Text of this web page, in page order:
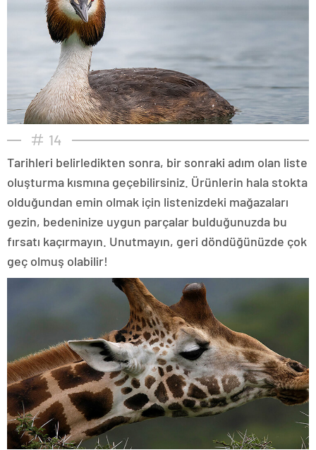
14
Tarihleri belirledikten sonra, bir sonraki adım olan liste
oluşturma kısmına geçebilirsiniz. Ürünlerin hala stokta
olduğundan emin olmak için listenizdeki mağazaları
gezin, bedeninize uygun parçalar bulduğunuzda bu
fırsatı kaçırmayın. Unutmayın, geri döndüğünüzde çok
geç olmuş olabilir!